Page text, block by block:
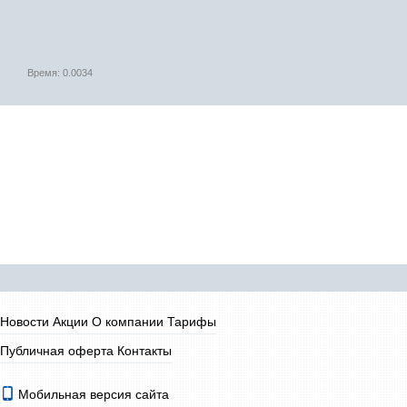
Время: 0.0034
Новости Акции О компании Тарифы
Публичная оферта Контакты
Мобильная версия сайта